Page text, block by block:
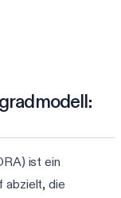
ist ein
abzielt, die